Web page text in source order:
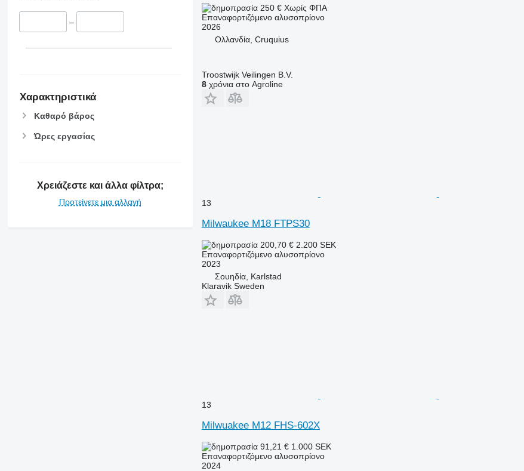
–
Χαρακτηριστικά
Καθαρό βάρος
Ώρες εργασίας
Χρειάζεστε και άλλα φίλτρα;
Προτείνετε μια αλλαγή
250 € Χωρίς ΦΠΑ
Επαναφορτιζόμενο αλυσοπρίονο
2026
Ολλανδία, Cruquius
Troostwijk Veilingen B.V.
8χρόνια στο Agroline
13
Milwaukee M18 FTPS30
200,70 € 2.200 SEK
Επαναφορτιζόμενο αλυσοπρίονο
2023
Σουηδία, Karlstad
Klaravik Sweden
13
Milwuakee M12 FHS-602X
91,21 € 1.000 SEK
Επαναφορτιζόμενο αλυσοπρίονο
2024